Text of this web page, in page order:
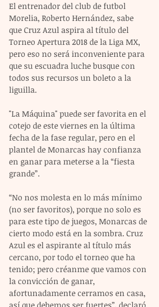
El entrenador del club de futbol
Morelia, Roberto Hernández, sabe
que Cruz Azul aspira al título del
Torneo Apertura 2018 de la Liga MX,
pero eso no será inconveniente para
que su escuadra luche busque con
todos sus recursos un boleto a la
liguilla.
"La Máquina" puede ser favorita en el
cotejo de este viernes en la última
fecha de la fase regular, pero en el
plantel de Monarcas hay confianza
en ganar para meterse a la “fiesta
grande”.
“No nos molesta en lo más mínimo
(no ser favoritos), porque no solo es
para este tipo de juegos, Monarcas de
cierto modo está en la sombra. Cruz
Azul es el aspirante al título más
cercano, por todo el torneo que ha
tenido; pero créanme que vamos con
la convicción de ganar,
afortunadamente cerramos en casa,